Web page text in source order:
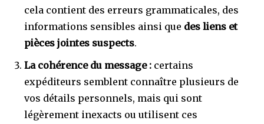
cela contient des erreurs grammaticales, des
informations sensibles ainsi que des liens et
pièces jointes suspects.
La cohérence du message : certains
expéditeurs semblent connaître plusieurs de
vos détails personnels, mais qui sont
légèrement inexacts ou utilisent ces